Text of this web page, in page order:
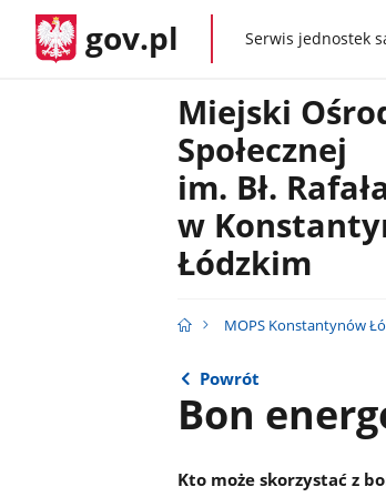
gov.pl gov.plSerwis jednostek
Miejski
Społecznej
im. Bł.
w
Łódzkim
MOPS Konstantynów
Powrót
Bon
Kto może skorzystać z